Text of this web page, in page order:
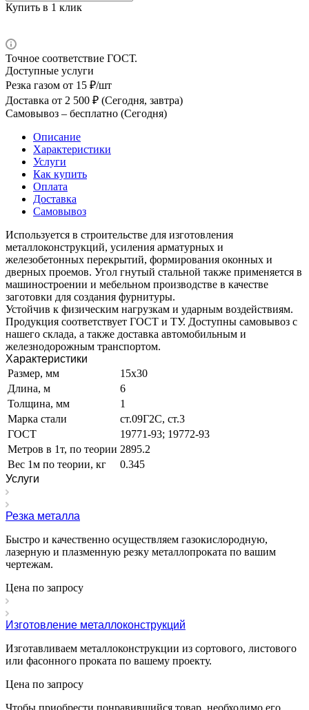
Купить в 1 клик
Точное соответствие ГОСТ.
Доступные услуги
Резка газом от 15 ₽/шт
Доставка от 2 500 ₽ (Сегодня, завтра)
Самовывоз – бесплатно (Сегодня)
Описание
Характеристики
Услуги
Как купить
Оплата
Доставка
Самовывоз
Используется в строительстве для изготовления
металлоконструкций, усиления арматурных и
железобетонных перекрытий, формирования оконных и
дверных проемов. Угол гнутый стальной также применяется в
машиностроении и мебельном производстве в качестве
заготовки для создания фурнитуры.
Устойчив к физическим нагрузкам и ударным воздействиям.
Продукция соответствует ГОСТ и ТУ. Доступны самовывоз с
нашего склада, а также доставка автомобильным и
железнодорожным транспортом.
Характеристики
Размер, мм
15х30
Длина, м
6
Толщина, мм
1
Марка стали
ст.09Г2С, ст.3
ГОСТ
19771-93; 19772-93
Метров в 1т, по теории 2895.2
Вес 1м по теории, кг
0.345
Услуги
Резка металла
Быстро и качественно осуществляем газокислородную,
лазерную и плазменную резку металлопроката по вашим
чертежам.
Цена по запросу
Изготовление металлоконструкций
Изготавливаем металлоконструкции из сортового, листового
или фасонного проката по вашему проекту.
Цена по запросу
Чтобы приобрести понравившийся товар, необходимо его